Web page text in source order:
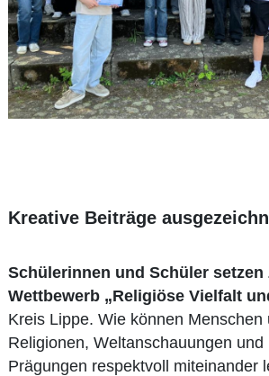
Kreative Beiträge
Schülerinnen und Schüler setzen
Wettbewerb „Religiöse Vielfalt
Kreis Lippe. Wie können Menschen
Religionen, Weltanschauungen und
Prägungen respektvoll miteinander